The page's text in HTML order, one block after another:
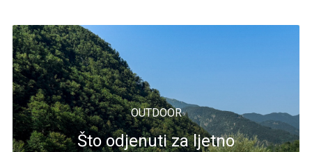
OUTDOOR
Što odjenuti za ljetno